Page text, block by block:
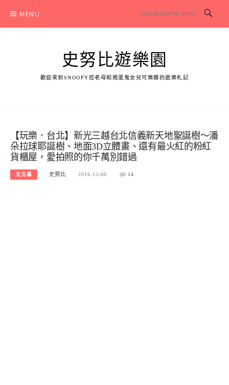
content
MENU
史努比遊樂園
歡迎來到SNOOPY控老母和搗蛋鬼女兒可樂娜的遊樂札記
【玩樂．台北】新光三越台北信義新天地聖誕樹～潘
朵拉球耶誕樹、地面3D立體畫、還有最火紅的粉紅
貨櫃屋，愛拍照的你千萬別錯過
北北基 史努比 2016-12-08 14